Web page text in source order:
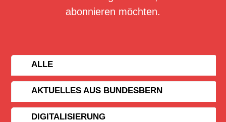
abonnieren möchten.
ALLE
AKTUELLES AUS BUNDESBERN
DIGITALISIERUNG